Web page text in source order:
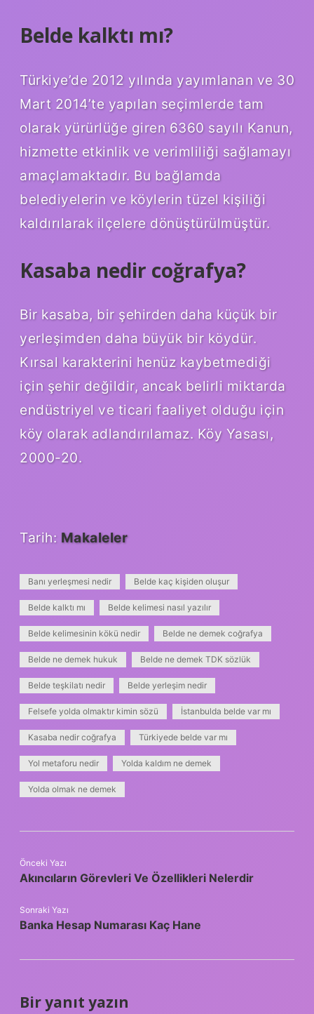
Belde kalktı mı?
Türkiye’de 2012 yılında yayımlanan ve 30
Mart 2014’te yapılan seçimlerde tam
olarak yürürlüğe giren 6360 sayılı Kanun,
hizmette etkinlik ve verimliliği sağlamayı
amaçlamaktadır. Bu bağlamda
belediyelerin ve köylerin tüzel kişiliği
kaldırılarak ilçelere dönüştürülmüştür.
Kasaba nedir coğrafya?
Bir kasaba, bir şehirden daha küçük bir
yerleşimden daha büyük bir köydür.
Kırsal karakterini henüz kaybetmediği
için şehir değildir, ancak belirli miktarda
endüstriyel ve ticari faaliyet olduğu için
köy olarak adlandırılamaz. Köy Yasası,
2000-20.
Tarih: Makaleler
Banı yerleşmesi nedir Belde kaç kişiden oluşur
Belde kalktı mı Belde kelimesi nasıl yazılır
Belde kelimesinin kökü nedir Belde ne demek coğrafya
Belde ne demek hukuk Belde ne demek TDK sözlük
Belde teşkilatı nedir Belde yerleşim nedir
Felsefe yolda olmaktır kimin sözü İstanbulda belde var mı
Kasaba nedir coğrafya Türkiyede belde var mı
Yol metaforu nedir Yolda kaldım ne demek
Yolda olmak ne demek
Önceki Yazı
Akıncıların Görevleri Ve Özellikleri Nelerdir
Sonraki Yazı
Banka Hesap Numarası Kaç Hane
Bir yanıt yazın